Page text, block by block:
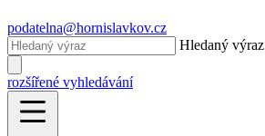
podatelna@hornislavkov.cz
Hledaný výraz
rozšířené vyhledávání